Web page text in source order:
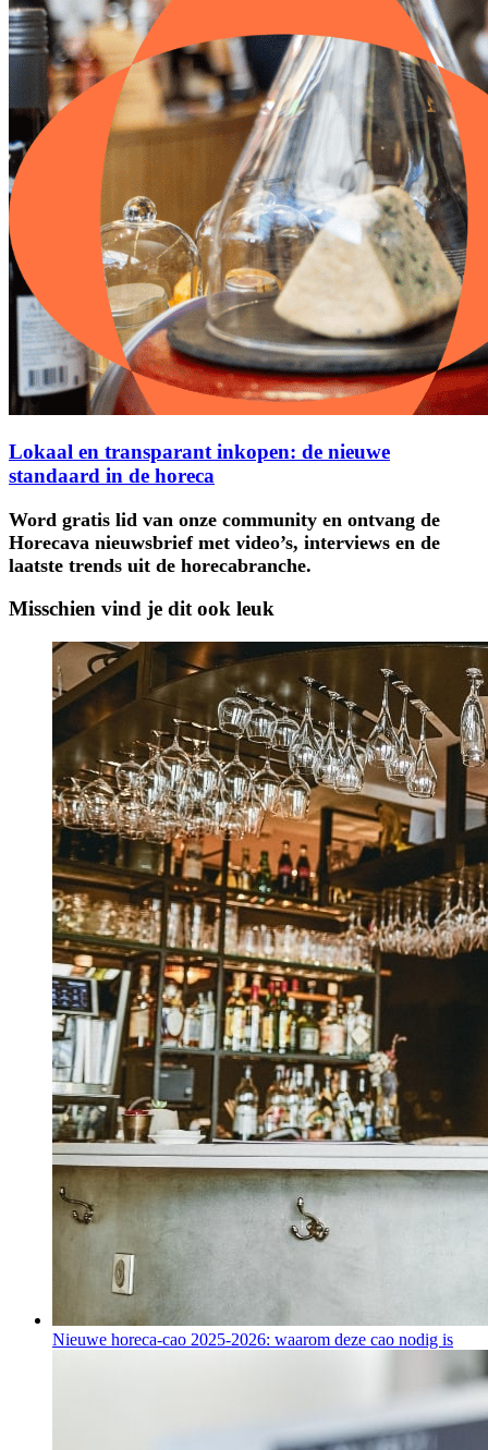
Lokaal en transparant inkopen: de nieuwe
standaard in de horeca
Word gratis lid van onze community en ontvang de
Horecava nieuwsbrief met video’s, interviews en de
laatste trends uit de horecabranche.
Misschien vind je dit ook leuk
Nieuwe horeca-cao 2025-2026: waarom deze cao nodig is